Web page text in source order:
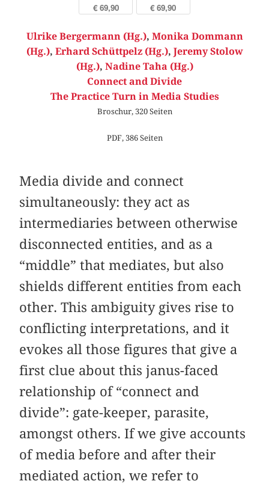
€ 69,90 € 69,90
Ulrike Bergermann (Hg.), Monika Dommann
(Hg.), Erhard Schüttpelz (Hg.), Jeremy Stolow
(Hg.), Nadine Taha (Hg.)
Connect and Divide
The Practice Turn in Media Studies
Broschur, 320 Seiten
PDF, 386 Seiten
Media divide and connect
simultaneously: they act as
intermediaries between otherwise
disconnected entities, and as a
“middle” that mediates, but also
shields different entities from each
other. This ambiguity gives rise to
conflicting interpretations, and it
evokes all those figures that give a
first clue about this janus-faced
relationship of “connect and
divide”: gate-keeper, parasite,
amongst others. If we give accounts
of media before and after their
mediated action, we refer to